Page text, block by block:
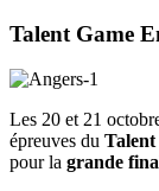
Talent Game
Les 20 et 21
épreuves du
pour la grande